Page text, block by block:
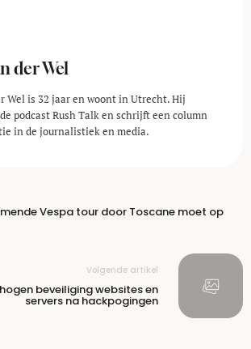
der Wel
Wel is 32 jaar en woont in Utrecht. Hij
podcast Rush Talk en schrijft een column
in de journalistiek en media.
Vespa tour door Toscane moet op
Volgende artikel
beveiliging websites en
servers na hackpogingen